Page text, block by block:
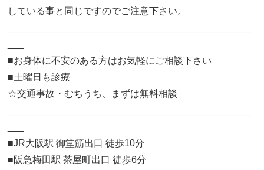
している事と同じですのでご注意下さい。
■お身体に不安のある方はお気軽にご相談下さい
■土曜日も診療
☆交通事故・むちうち、まずは無料相談
■JR大阪駅 御堂筋出口 徒歩10分
■阪急梅田駅 茶屋町出口 徒歩6分